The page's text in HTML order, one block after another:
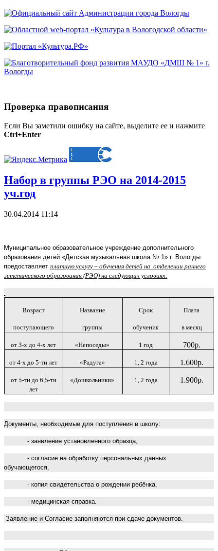
Проверка правописания
Если Вы заметили ошибку на сайте, выделите ее и нажмите
Ctrl+Enter
Набор в группы РЭО на 2014-2015
уч.год
30.04.2014 11:14
Муниципальное образовательное учреждение дополнительного
образования детей «Детская музыкальная школа № 1» г. Вологды
предоставляет платную услугу – обучения детей на отделении раннего
эстетического образования (РЭО) на следующих условиях:
Возраст
поступающего
Название
группы
Срок
обучения
Плата
в месяц
от 3-х до 4-х лет «Непоседы» 1 год 700р.
от 4-х до 5-ти лет «Радуга» 1, 2 года 1.600р.
от 5-ти до 6,5-ти
лет
«Дошкольники» 1, 2 года 1.900р.
Документы, необходимые для поступления в школу:
- заявление установленного образца,
- согласие на обработку персональных данных
обучающегося,
- копия свидетельства о рождении ребёнка,
- медицинская справка.
Заявление и Согласие заполняются при сдаче документов.